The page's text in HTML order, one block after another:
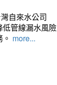
自來水公司
管線漏水風
more...